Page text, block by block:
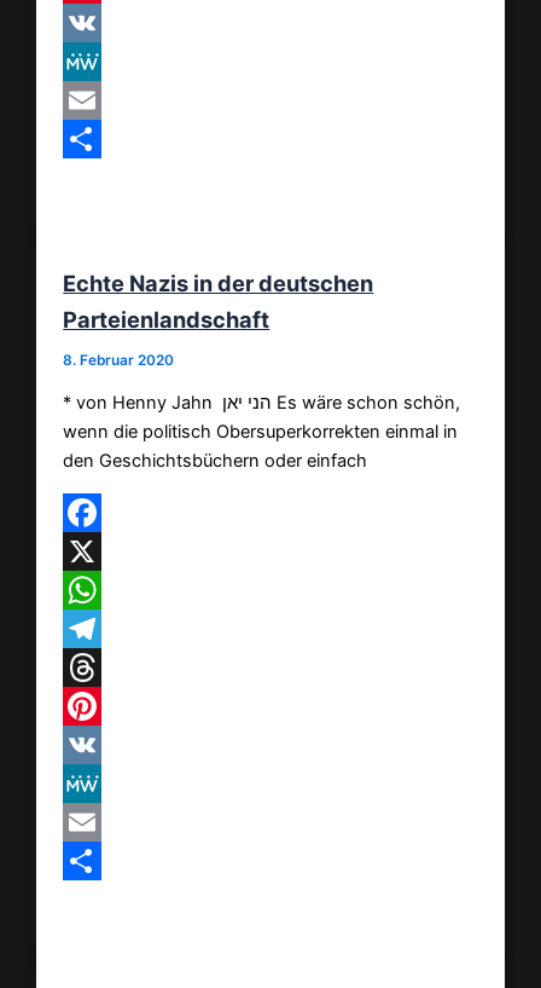
Pinterest
VK
MeWe
Email
Echte Nazis in der deutschen
Parteienlandschaft
8. Februar 2020
* von Henny Jahn הני יאן Es wäre schon schön,
wenn die politisch Obersuperkorrekten einmal in
den Geschichtsbüchern oder einfach
Facebook
X
WhatsApp
Telegram
Threads
Pinterest
VK
MeWe
Email